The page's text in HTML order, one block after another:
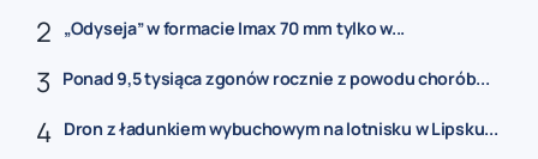
„Odyseja” w formacie Imax 70 mm tylko w...
Ponad 9,5 tysiąca zgonów rocznie z powodu chorób...
Dron z ładunkiem wybuchowym na lotnisku w Lipsku...